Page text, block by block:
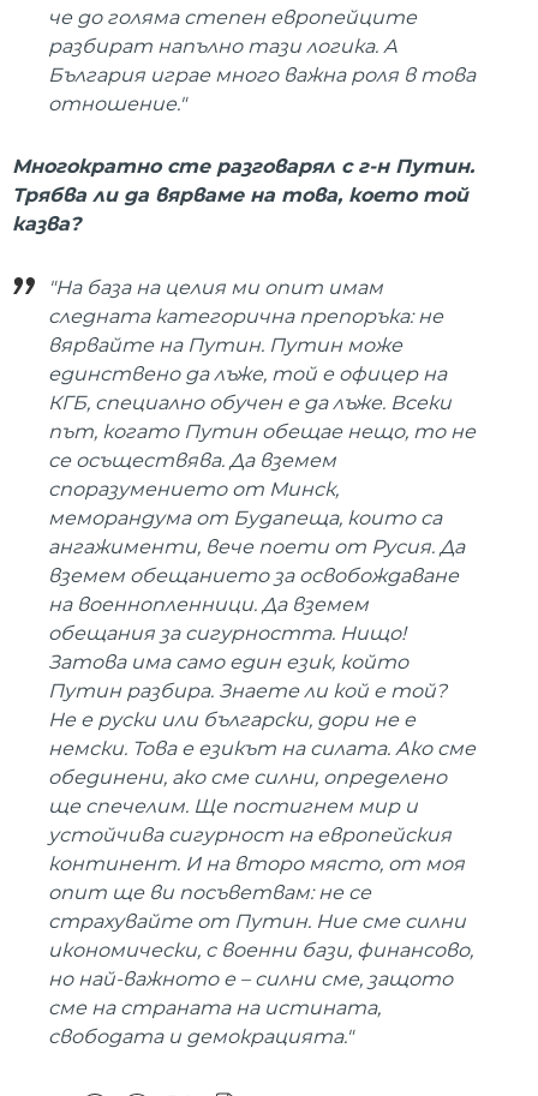
че до голяма степен европейците
разбират напълно тази логика. А
България играе много важна роля в това
отношение."
Многократно сте разговарял с г-н Путин.
Трябва ли да вярваме на това, което той
казва?
"На база на целия ми опит имам
следната категорична препоръка: не
вярвайте на Путин. Путин може
единствено да лъже, той е офицер на
КГБ, специално обучен е да лъже. Всеки
път, когато Путин обещае нещо, то не
се осъществява. Да вземем
споразумението от Минск,
меморандума от Будапеща, които са
ангажименти, вече поети от Русия. Да
вземем обещанието за освобождаване
на военнопленници. Да вземем
обещания за сигурността. Нищо!
Затова има само един език, който
Путин разбира. Знаете ли кой е той?
Не е руски или български, дори не е
немски. Това е езикът на силата. Ако сме
обединени, ако сме силни, определено
ще спечелим. Ще постигнем мир и
устойчива сигурност на европейския
континент. И на второ място, от моя
опит ще ви посъветвам: не се
страхувайте от Путин. Ние сме силни
икономически, с военни бази, финансово,
но най-важното е – силни сме, защото
сме на страната на истината,
свободата и демокрацията."